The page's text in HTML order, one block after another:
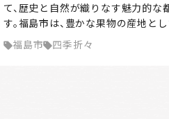
て、歴史と自然が織りなす魅力的な
す。福島市は、豊かな果物の産地と
国に知られ、特に桃やリンゴが有名で
また、四季折々の風景が美しく、磐梯
福島市 四季折々